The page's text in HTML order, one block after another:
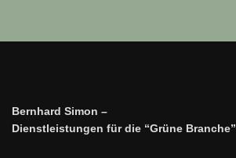
Bernhard Simon –
Dienstleistungen für die “Grüne Branche”